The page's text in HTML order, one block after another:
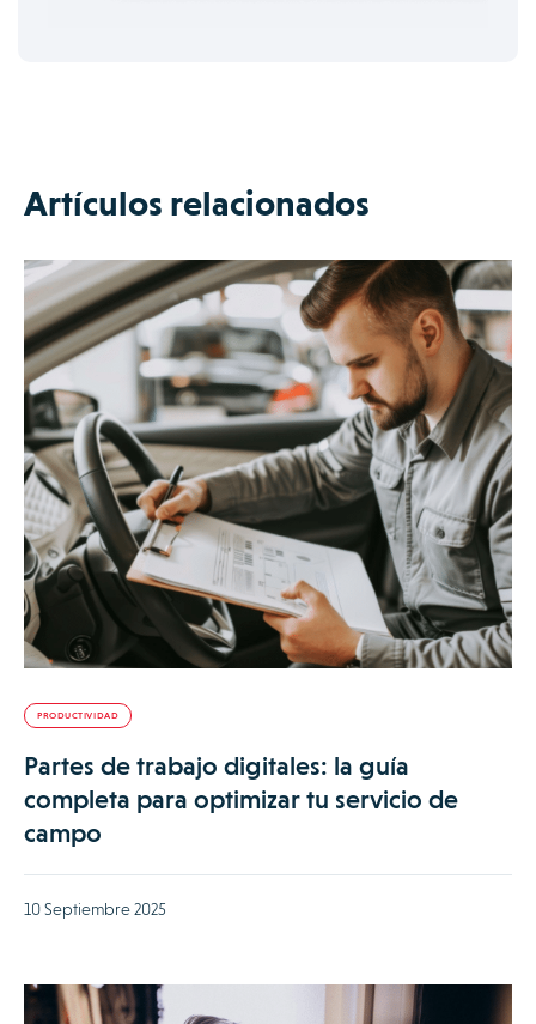
Artículos relacionados
PRODUCTIVIDAD
Partes de trabajo digitales: la guía
completa para optimizar tu servicio de
campo
10 Septiembre 2025